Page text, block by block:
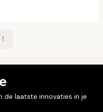
1
de laatste innovaties in je